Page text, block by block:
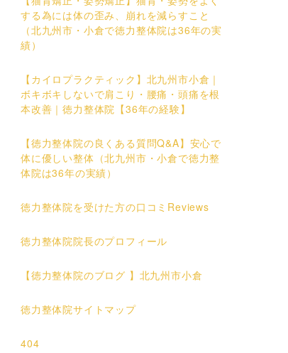
する為には体の歪み、崩れを減らすこと
（北九州市・小倉で徳力整体院は36年の実
績）
【カイロプラクティック】北九州市小倉｜
ボキボキしないで肩こり・腰痛・頭痛を根
本改善｜徳力整体院【36年の経験】
【徳力整体院の良くある質問Q&A】安心で
体に優しい整体（北九州市・小倉で徳力整
体院は36年の実績）
徳力整体院を受けた方の口コミReviews
徳力整体院院長のプロフィール
【徳力整体院のブログ 】北九州市小倉
徳力整体院サイトマップ
404